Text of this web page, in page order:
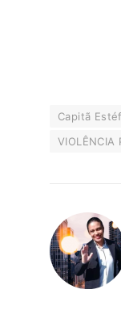
Capitã
VIOLÊNCIA